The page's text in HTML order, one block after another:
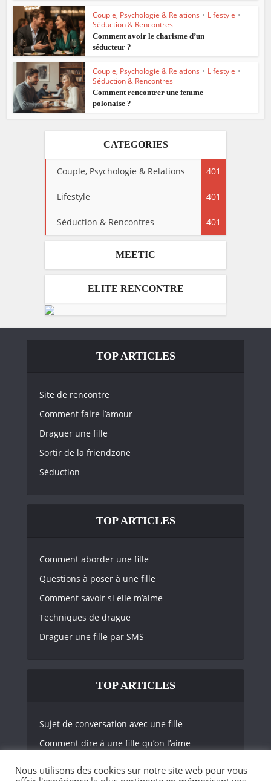
Couple, Psychologie & Relations • Lifestyle •
Séduction & Rencontres
Comment avoir le charisme d’un
séducteur ?
Couple, Psychologie & Relations • Lifestyle •
Séduction & Rencontres
Comment rencontrer une femme
polonaise ?
CATEGORIES
Couple, Psychologie & Relations 401
Lifestyle 401
Séduction & Rencontres 401
MEETIC
ELITE RENCONTRE
TOP ARTICLES
Site de rencontre
Comment faire l’amour
Draguer une fille
Sortir de la friendzone
Séduction
TOP ARTICLES
Comment aborder une fille
Questions à poser à une fille
Comment savoir si elle m’aime
Techniques de drague
Draguer une fille par SMS
TOP ARTICLES
Sujet de conversation avec une fille
Comment dire à une fille qu’on l’aime
Nous utilisons des cookies sur notre site web pour vous